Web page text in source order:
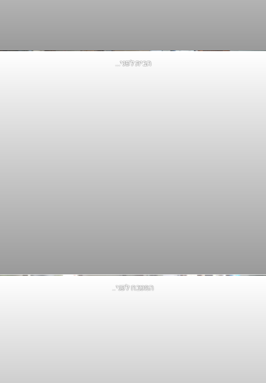
הבית לפני…
המטבח לפני..